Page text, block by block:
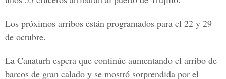
Los próximos arribos están programados para el 22 y 29
de octubre.
La Canaturh espera que continúe aumentando el arribo de
barcos de gran calado y se mostró sorprendida por el